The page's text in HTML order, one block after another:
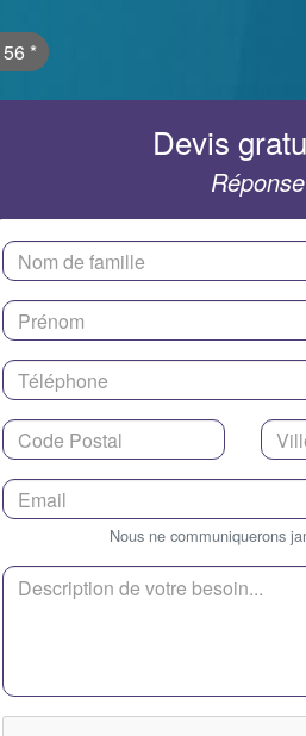
*
Devis
Nous ne communiquerons